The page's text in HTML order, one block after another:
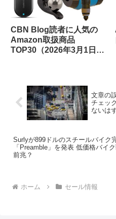
CBN Blog読者に人気の
Amazon取扱商品
TOP30（2026年3月1日
文章の
チェッ
ないは
Surlyが899ドルのスチールバイク
「Preamble」を発表 低価格バイ
前兆？
ホーム セール情報